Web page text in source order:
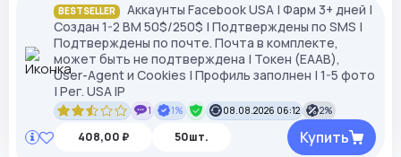
BESTSELLER
Аккаунты Facebook USA | Фарм 3+ дней |
Создан 1-2 BM 50$/250$ | Подтверждены по SMS |
Подтверждены по почте. Почта в комплекте,
может быть не подтверждена | Токен (EAAB),
User-Agent и Cookies | Профиль заполнен | 1-5 фото
| Рег. USA IP
1 1% 08.08.2026 06:12 2%
408,00 ₽ 50шт. Купить